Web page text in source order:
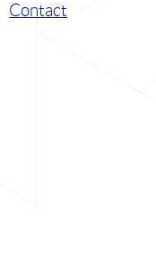
Contact